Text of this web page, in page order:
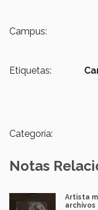
Campus:
Etiquetas:
Categoría:
Notas
Artista
archivos